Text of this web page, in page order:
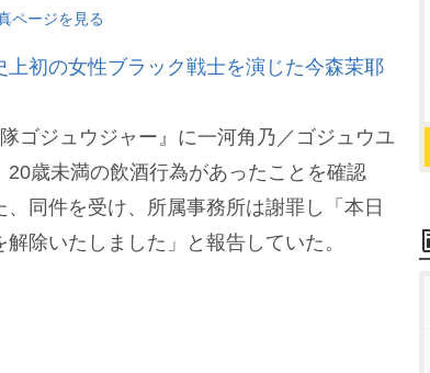
ページを見る
初の女性ブラック戦士を演じた今森茉耶
ゴジュウジャー』に一河角乃／ゴジュウユ
歳未満の飲酒行為があったことを確認
同件を受け、所属事務所は謝罪し「本日
除いたしました」と報告していた。